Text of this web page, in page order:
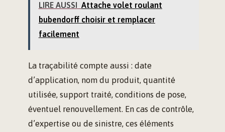
LIRE AUSSI Attache volet roulant
bubendorff choisir et remplacer
facilement
La traçabilité compte aussi : date
d’application, nom du produit, quantité
utilisée, support traité, conditions de pose,
éventuel renouvellement. En cas de contrôle,
d’expertise ou de sinistre, ces éléments